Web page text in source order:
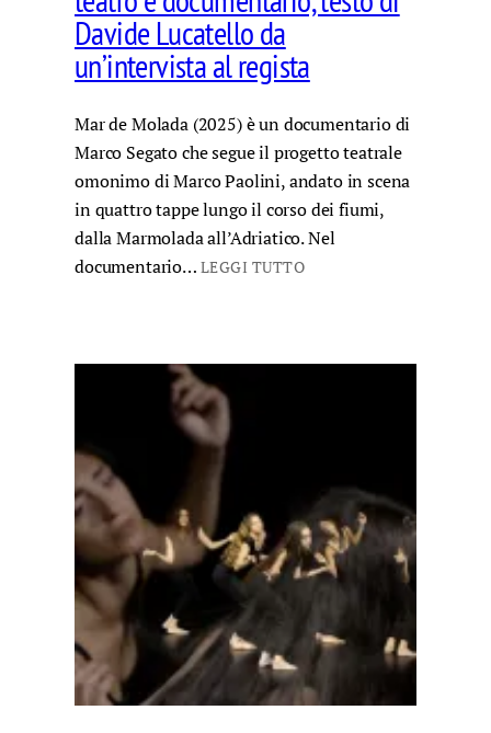
Davide Lucatello da
un’intervista al regista
Mar de Molada (2025) è un documentario di
Marco Segato che segue il progetto teatrale
omonimo di Marco Paolini, andato in scena
in quattro tappe lungo il corso dei fiumi,
dalla Marmolada all’Adriatico. Nel
documentario… LEGGI TUTTO